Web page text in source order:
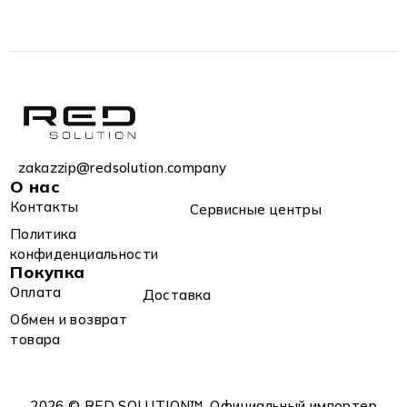
zakazzip@redsolution.company
О нас
Контакты
Сервисные центры
Политика
конфиденциальности
Покупка
Оплата
Доставка
Обмен и возврат
товара